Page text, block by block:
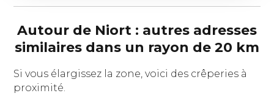
Autour de Niort : autres adresses
similaires dans un rayon de 20 km
Si vous élargissez la zone, voici des crêperies à
proximité.